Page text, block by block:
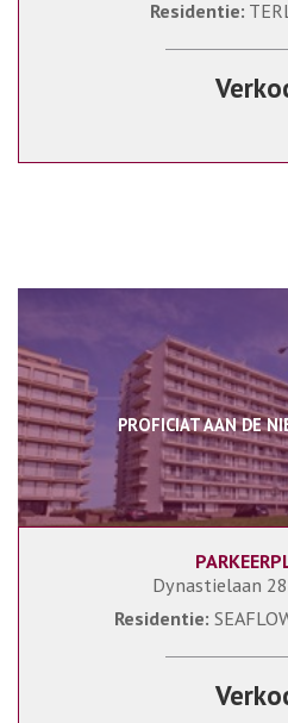
Residentie:
PROFICIAT AAN DE
Dynastielaan
Residentie: